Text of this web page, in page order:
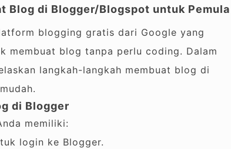
Blog di Blogger/Blogspot untuk Pemula
blogging gratis dari Google yang
membuat blog tanpa perlu coding. Dalam
langkah-langkah membuat blog di
di Blogger
memiliki:
login ke Blogger.